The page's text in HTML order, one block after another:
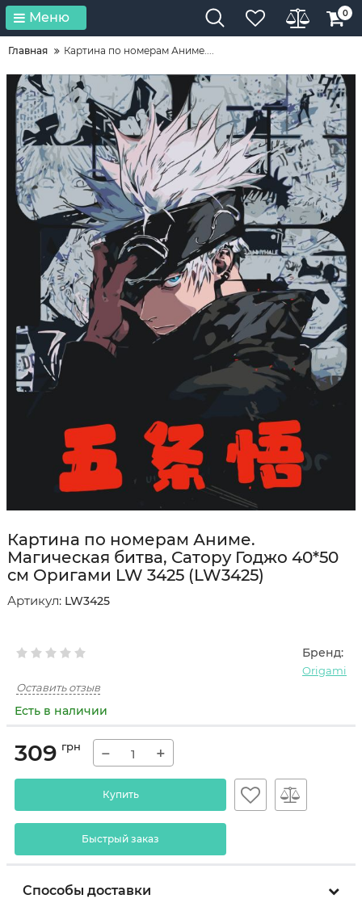
Меню 0
Главная Картина по номерам Аниме....
Картина по номерам Аниме.
Магическая битва, Сатору Годжо 40*50
см Оригами LW 3425 (LW3425)
Артикул: LW3425
Бренд:
Origami
Оставить отзыв
Есть в наличии
309 грн − +
Купить
Быстрый заказ
Способы доставки